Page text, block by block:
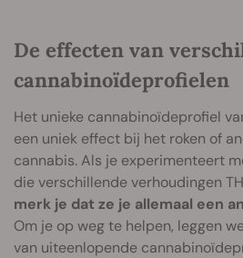
De effecten van
cannabinoïdeprofielen
Het unieke cannabinoïdeprofiel
een uniek effect bij het roken of
cannabis. Als je experimenteert
die verschillende verhoudingen
merk je dat ze je allemaal een
Om je op weg te helpen, leggen
van uiteenlopende